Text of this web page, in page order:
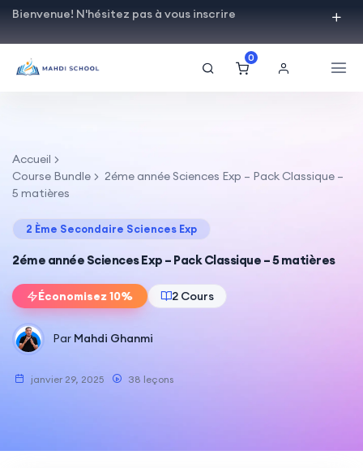
Bienvenue! N'hésitez pas à vous inscrire
0
Accueil
Course Bundle
2éme année Sciences Exp – Pack Classique –
5 matières
2 Ème Secondaire Sciences Exp
2éme année Sciences Exp – Pack Classique – 5 matières
Économisez 10% 2 Cours
Par Mahdi Ghanmi
janvier 29, 2025 38 leçons